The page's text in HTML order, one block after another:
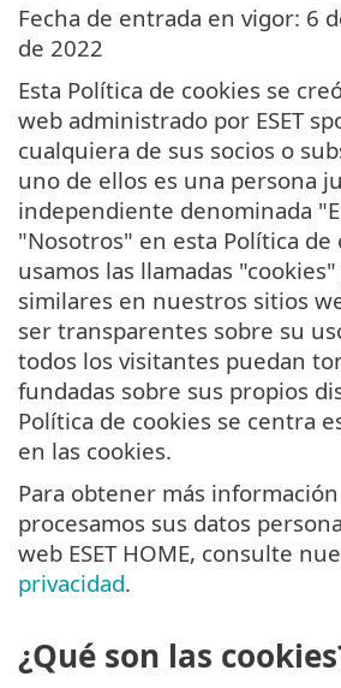
Fecha de entrada en vigor: 6
de 2022
Esta Política de cookies se
web administrado por ESET
cualquiera de sus socios o
uno de ellos es una persona
independiente denominada
"Nosotros" en esta Política de
usamos las llamadas
similares en nuestros sitios
ser transparentes sobre su
todos los visitantes puedan
fundadas sobre sus propios
Política de cookies se centra
en las cookies.
Para obtener más
procesamos sus datos
web ESET HOME, consulte
privacidad.
¿Qué son las